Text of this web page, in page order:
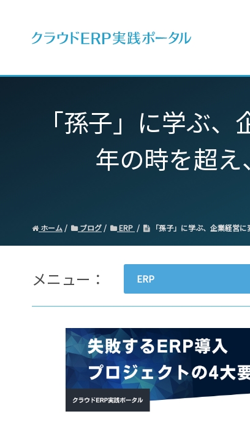
「孫子」に学ぶ
年の時を超
ホーム ブログ ERP 「孫子」に学ぶ、企業経営に
メニュー： ERP
会計
経営／業績管理
サプライチェーン／生産管
CRM／営業支援／Eコマース